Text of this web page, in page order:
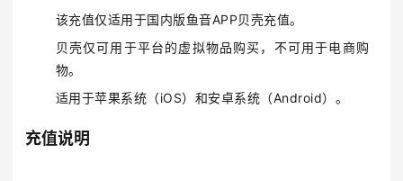
该充值仅适用于国内版鱼音APP贝壳充值。
贝壳仅可用于平台的虚拟物品购买，不可用于电商购
物。
适用于苹果系统（iOS）和安卓系统（Android）。
充值说明